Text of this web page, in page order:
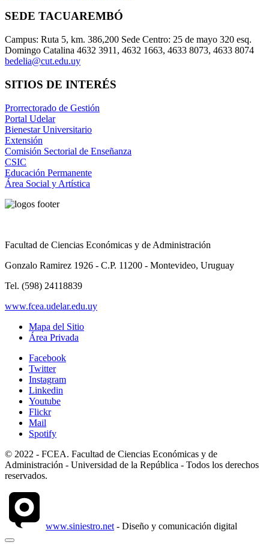
SEDE TACUAREMBÓ
Campus: Ruta 5, km. 386,200 Sede Centro: 25 de mayo 320 esq.
Domingo Catalina 4632 3911, 4632 1663, 4633 8073, 4633 8074
bedelia@cut.edu.uy
SITIOS DE INTERÉS
Prorrectorado de Gestión
Portal Udelar
Bienestar Universitario
Extensión
Comisión Sectorial de Enseñanza
CSIC
Educación Permanente
Área Social y Artística
Facultad de Ciencias Económicas y de Administración
Gonzalo Ramirez 1926 - C.P. 11200 - Montevideo, Uruguay
Tel. (598) 24118839
www.fcea.udelar.edu.uy
Mapa del Sitio
Área Privada
Facebook
Twitter
Instagram
Linkedin
Youtube
Flickr
Mail
Spotify
© 2022 - FCEA. Facultad de Ciencias Económicas y de
Administración - Universidad de la República - Todos los derechos
reservados.
www.siniestro.net - Diseño y comunicación digital